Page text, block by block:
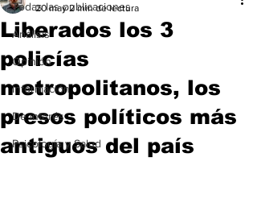
Todas las publicaciones
Análisis
Opinión
Información
De interés
Psicología y Salud
Liberados los 3
policías
metropolitanos, los
presos políticos más
antiguos del país
20 may 2 min de lectura